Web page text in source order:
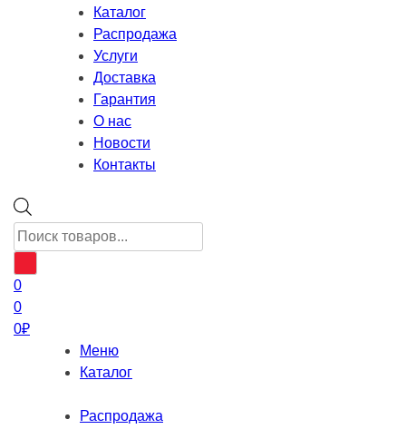
Каталог
Распродажа
Услуги
Доставка
Гарантия
О нас
Новости
Контакты
Поиск
товаров
0
0
0₽
Меню
Каталог
Распродажа